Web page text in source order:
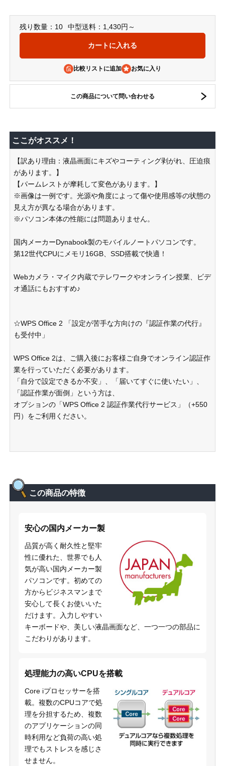
残り数量：10 中型送料：1,430円～
比較リストに追加
この商品について問い合わせる
ここがオススメ！
【訳あり理由：液晶画面にキズやコーティング剥がれ、圧迫痕
があります。】
【パームレストが摩耗して変色があります。】
※画像は一例です。光源や角度によって傷や使用感等の状態の
見え方が異なる場合があります。
※パソコン本体の性能には問題ありません。
国内メーカーDynabook製のモバイルノートパソコンです。
第12世代CPUにメモリ16GB、SSD搭載で快適！
Webカメラ・マイク内蔵でテレワークやオンライン授業、ビデ
オ通話にもおすすめ♪
☆WPS Office 2 「設定が苦手な方向けの『認証作業の代行』
も受付中」
WPS Office 2は、ご購入後にお客様ご自身でオンライン認証作
業を行っていただく必要があります。
「自分で設定できるか不安」、「届いてすぐに使いたい」、
「認証作業が面倒」という方は、
オプションの「WPS Office 2 認証作業代行サービス」（+550
円）をご利用ください。
この商品の特徴
安心の国内メーカー製
品質が高く耐久性と堅牢
性に優れた、世界でも人
気が高い国内メーカー製
パソコンです。初めての
方からビジネスマンまで
安心して長くお使いいた
だけます。入力しやすい
キーボードや、美しい液晶画面など、一つ一つの部品に
こだわりがあります。
処理能力の高いCPUを搭載
Core iプロセッサーを搭
載。複数のCPUコアで処
理を分担するため、複数
のアプリケーションの同
時利用など負荷の高い処
理でもストレスを感じさ
せません。